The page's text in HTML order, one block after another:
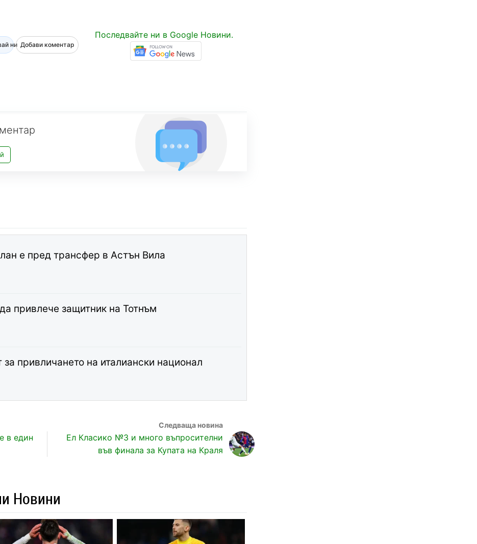
ни Добави коментар
Последвайте ни в Google Новини.
е пред трансфер в Астън Вила
привлече защитник на Тотнъм
привличането на италиански национал
в един
Ел Класико №3 и много въпросителни
във финала за Купата на Краля
Новини